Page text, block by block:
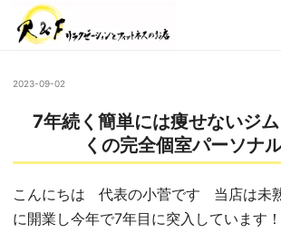
2023-09-02
7年続く簡単には痩せないジ
くの完全個室パーソナル
こんにちは 代表の小菅です 当店は未
に開業し今年で7年目に突入しています